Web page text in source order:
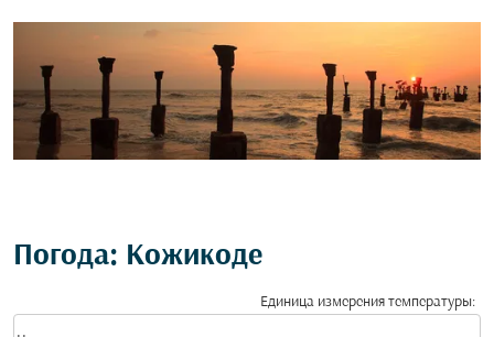
Погода: Кожикоде
Единица измерения температуры: